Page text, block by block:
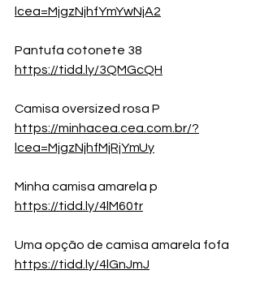
lcea=MjgzNjhfYmYwNjA2
Pantufa cotonete 38
https://tidd.ly/3QMGcQH
Camisa oversized rosa P
https://minhacea.cea.com.br/?
lcea=MjgzNjhfMjRjYmUy
Minha camisa amarela p
https://tidd.ly/4lM60tr
Uma opção de camisa amarela fofa
https://tidd.ly/4lGnJmJ